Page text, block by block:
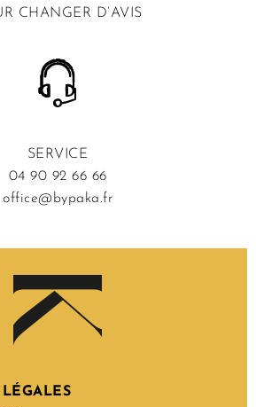
CHANGER D’AVIS
SERVICE
04 90 92 66 66
office@bypaka.fr